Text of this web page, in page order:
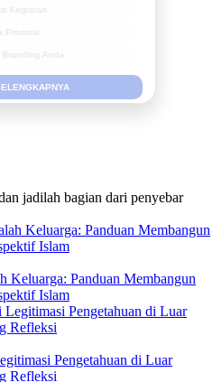
Kegiatan
Promosi
Branding Anda
jadilah bagian dari penyebar
Keluarga: Panduan Membangun
Islam
Pengetahuan di Luar
Refleksi